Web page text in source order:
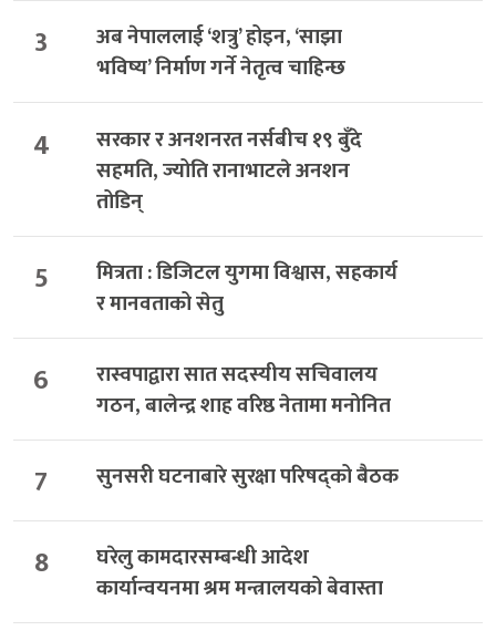
3
अब नेपाललाई ‘शत्रु’ होइन, ‘साझा
भविष्य’ निर्माण गर्ने नेतृत्व चाहिन्छ
4
सरकार र अनशनरत नर्सबीच १९ बुँदे
सहमति, ज्योति रानाभाटले अनशन
तोडिन्
5
मित्रता : डिजिटल युगमा विश्वास, सहकार्य
र मानवताको सेतु
6
रास्वपाद्वारा सात सदस्यीय सचिवालय
गठन, बालेन्द्र शाह वरिष्ठ नेतामा मनोनित
7 सुनसरी घटनाबारे सुरक्षा परिषद्को बैठक
8
घरेलु कामदारसम्बन्धी आदेश
कार्यान्वयनमा श्रम मन्त्रालयको बेवास्ता